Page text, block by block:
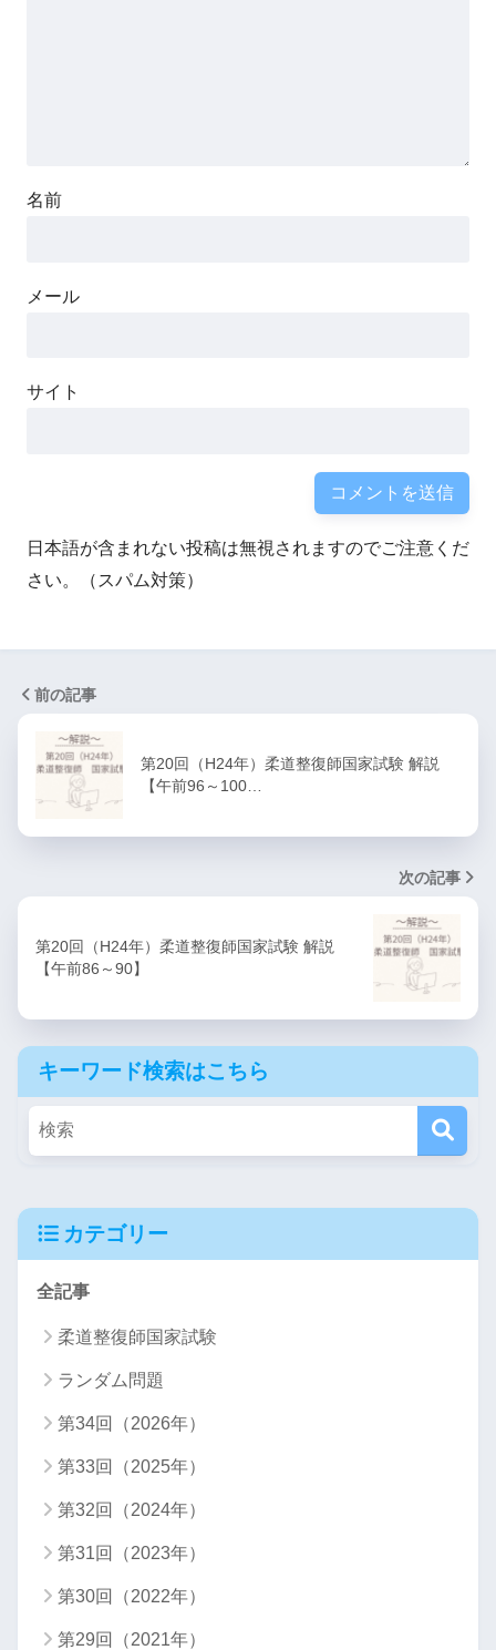
名前
メール
サイト
日本語が含まれない投稿は無視されますのでご注意くだ
さい。（スパム対策）
前の記事
第20回（H24年）柔道整復師国家試験 解説
【午前96～100…
次の記事
第20回（H24年）柔道整復師国家試験 解説
【午前86～90】
キーワード検索はこちら
カテゴリー
全記事
柔道整復師国家試験
ランダム問題
第34回（2026年）
第33回（2025年）
第32回（2024年）
第31回（2023年）
第30回（2022年）
第29回（2021年）